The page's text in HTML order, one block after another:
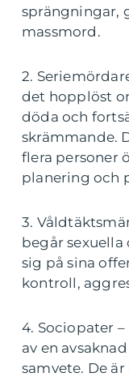
sprängningar,
massmord.
2.
det hopplöst
döda och
skrämmande.
flera personer
planering och
3.
begår
sig på sina
kontroll,
4. Sociopater
av en
samvete. De